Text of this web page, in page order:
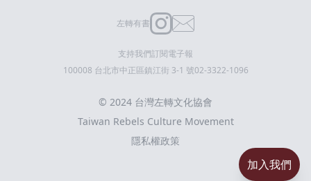
左轉有書
支持我們訂閱電子報
100008 台北市中正區鎮江街 3-1 號02-3322-1096
© 2024 台灣左轉文化協會
Taiwan Rebels Culture Movement
隱私權政策
加入我們